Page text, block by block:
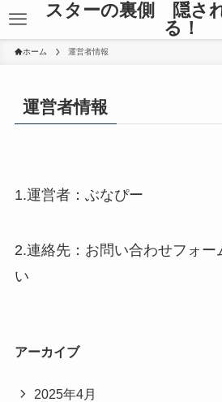
スターの裏側 隠さ
る！
ホーム 運営者情報
運営者情報
1.運営者：ぶなぴー
2.連絡先：お問い合わせフォー
い
アーカイブ
2025年4月